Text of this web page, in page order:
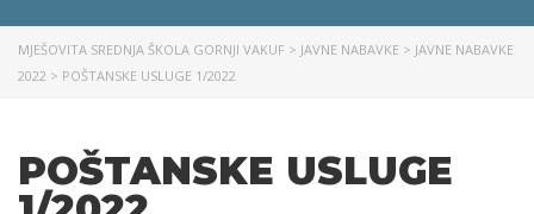
MJEŠOVITA SREDNJA ŠKOLA GORNJI VAKUF > JAVNE NABAVKE > JAVNE NABAVKE
2022 > POŠTANSKE USLUGE 1/2022
POŠTANSKE USLUGE